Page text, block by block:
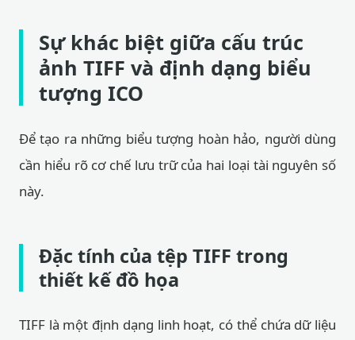
Sự khác biệt giữa cấu trúc
ảnh TIFF và định dạng biểu
tượng ICO
Để tạo ra những biểu tượng hoàn hảo, người dùng
cần hiểu rõ cơ chế lưu trữ của hai loại tài nguyên số
này.
Đặc tính của tệp TIFF trong
thiết kế đồ họa
TIFF là một định dạng linh hoạt, có thể chứa dữ liệu